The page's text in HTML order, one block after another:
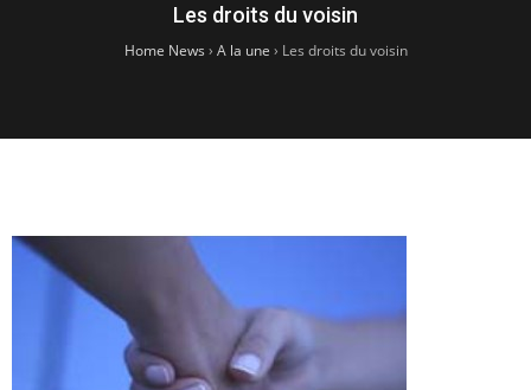
Les droits du voisin
Home News › A la une › Les droits du voisin